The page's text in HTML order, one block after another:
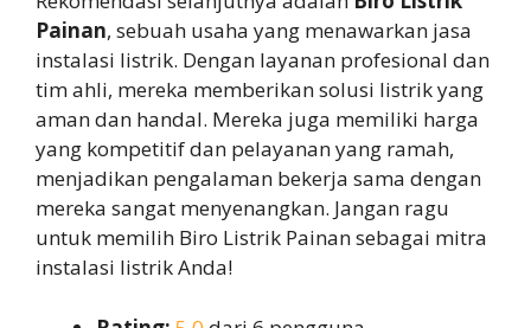
Painan, sebuah usaha yang menawarkan jasa
instalasi listrik. Dengan layanan profesional dan
tim ahli, mereka memberikan solusi listrik yang
aman dan handal. Mereka juga memiliki harga
yang kompetitif dan pelayanan yang ramah,
menjadikan pengalaman bekerja sama dengan
mereka sangat menyenangkan. Jangan ragu
untuk memilih Biro Listrik Painan sebagai mitra
instalasi listrik Anda!